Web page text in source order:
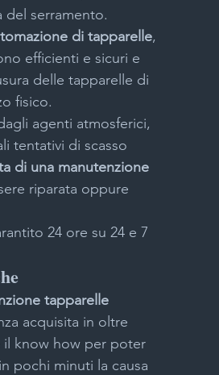
Milano Novità
Milano
Milano
del serramento.
di tapparelle,
efficienti e sicuri e
delle tapparelle di
fisico.
agenti atmosferici,
tentativi di scasso
di una manutenzione
riparata oppure
24 ore su 24 e 7
tapparelle
acquisita in oltre
il know how per poter
pochi minuti la causa